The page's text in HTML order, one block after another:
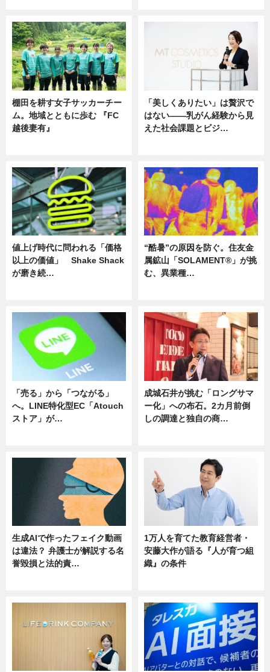
棚田を耕す女子サッカーチー
ム。地域とともに歩む 『FC
越後妻有』
「美しくありたい」は贅沢で
はない――乳がん経験から見
えた社会課題とビジ…
値上げ時代に問われる「価格
以上の価値」 Shake Shack
が磨き続…
“酷暑”の原因を防ぐ。住友金
属鉱山「SOLAMENT®」が挑
む、異業種…
「売る」から「つながる」
へ。LINE特化型EC「Atouch
ストア」が…
成城石井が挑む「ロングサマ
ー化」への布石。2カ月前倒
しの調達と独自の商…
生成AIで作ったフェイク動画
は違法？ 弁護士が解説する名
誉毀損と法的責…
1万人を育てた教育経営者・
安藤大作が語る『人が育つ組
織』の条件